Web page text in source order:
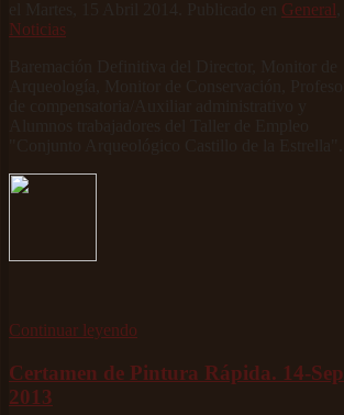
General
Noticias
Continuar leyendo
Certamen de Pintura Rápida. 14-Sep
2013